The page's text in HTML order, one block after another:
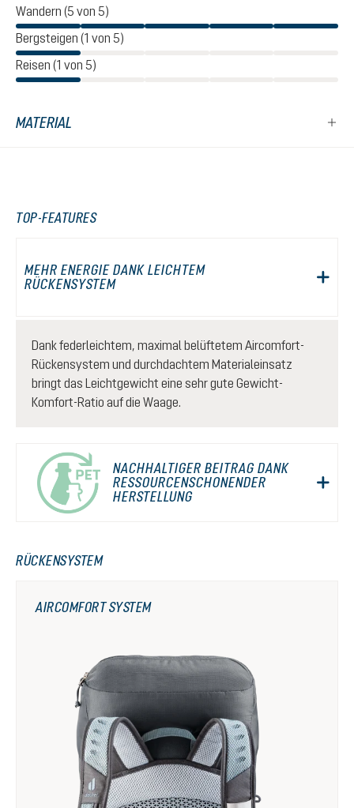
Wandern (5 von 5)
Bergsteigen (1 von 5)
Reisen (1 von 5)
MATERIAL
TOP-FEATURES
MEHR ENERGIE DANK LEICHTEM
RÜCKENSYSTEM
Dank federleichtem, maximal belüftetem Aircomfort-
Rückensystem und durchdachtem Materialeinsatz
bringt das Leichtgewicht eine sehr gute Gewicht-
Komfort-Ratio auf die Waage.
NACHHALTIGER BEITRAG DANK
RESSOURCENSCHONENDER
HERSTELLUNG
RÜCKENSYSTEM
AIRCOMFORT SYSTEM